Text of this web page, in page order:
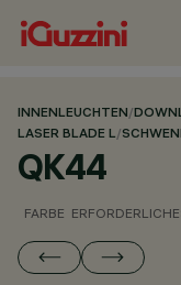
INNENLEUCHTEN/
LASER BLADE L/
QK44
FARBE